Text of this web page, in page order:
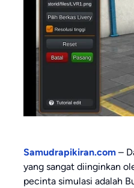
Samudrapikiran.com –
yang sangat diinginkan
pecinta simulasi adalah